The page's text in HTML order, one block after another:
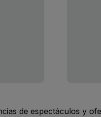
de espectáculos y